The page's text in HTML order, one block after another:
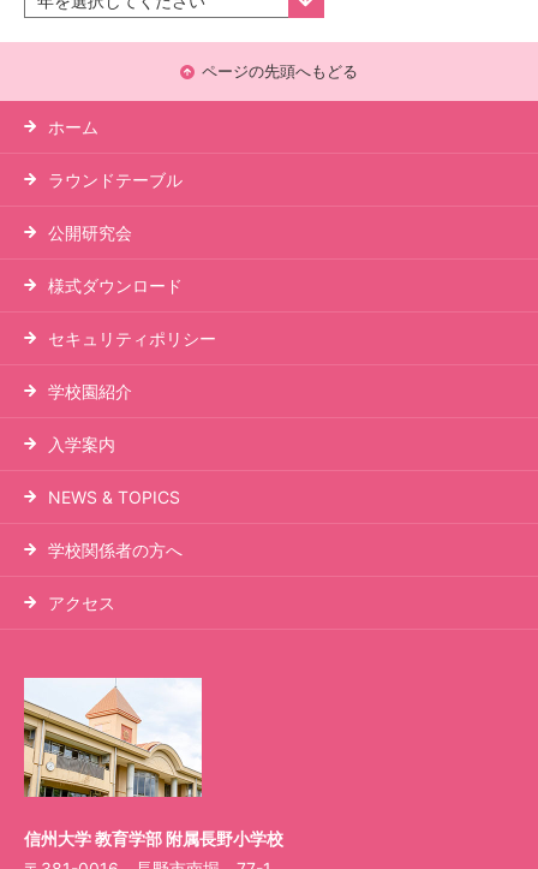
ページの先頭へもどる
ホーム
ラウンドテーブル
公開研究会
様式ダウンロード
セキュリティポリシー
学校園紹介
入学案内
NEWS & TOPICS
学校関係者の方へ
アクセス
信州大学 教育学部 附属長野小学校